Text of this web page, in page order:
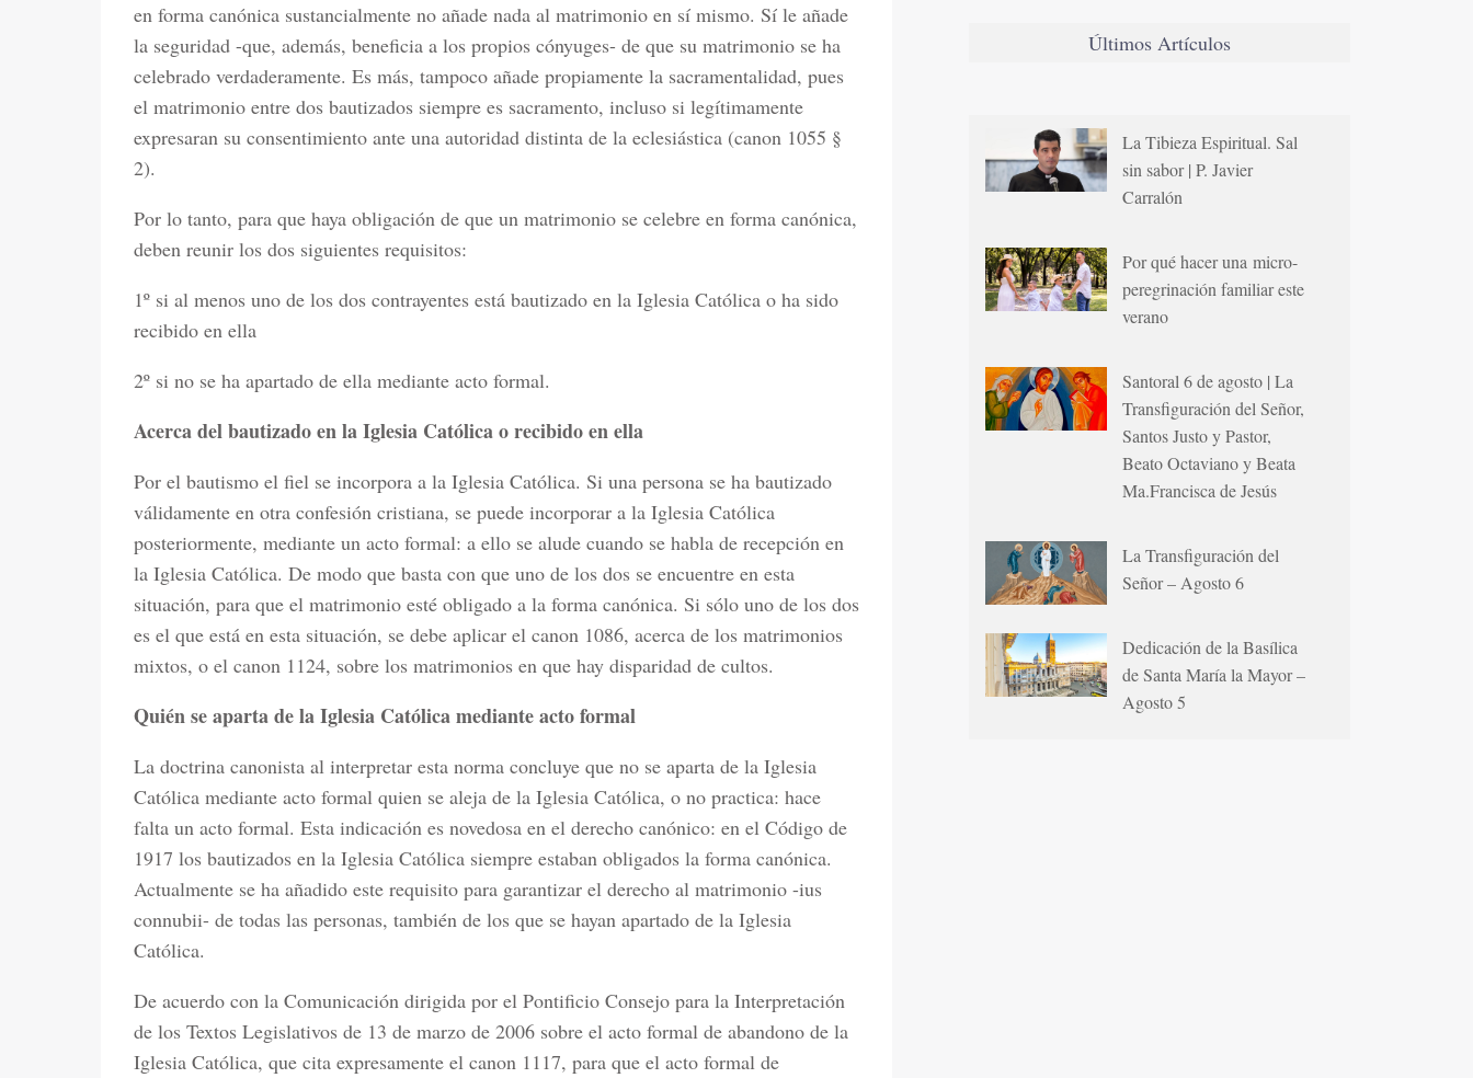
en forma canónica sustancialmente no añade nada al matrimonio en sí mismo. Sí le añade
la seguridad -que, además, beneficia a los propios cónyuges- de que su matrimonio se ha
celebrado verdaderamente. Es más, tampoco añade propiamente la sacramentalidad, pues
el matrimonio entre dos bautizados siempre es sacramento, incluso si legítimamente
expresaran su consentimiento ante una autoridad distinta de la eclesiástica (canon 1055 §
2).
Por lo tanto, para que haya obligación de que un matrimonio se celebre en forma canónica,
deben reunir los dos siguientes requisitos:
1º si al menos uno de los dos contrayentes está bautizado en la Iglesia Católica o ha sido
recibido en ella
2º si no se ha apartado de ella mediante acto formal.
Acerca del bautizado en la Iglesia Católica o recibido en ella
Por el bautismo el fiel se incorpora a la Iglesia Católica. Si una persona se ha bautizado
válidamente en otra confesión cristiana, se puede incorporar a la Iglesia Católica
posteriormente, mediante un acto formal: a ello se alude cuando se habla de recepción en
la Iglesia Católica. De modo que basta con que uno de los dos se encuentre en esta
situación, para que el matrimonio esté obligado a la forma canónica. Si sólo uno de los dos
es el que está en esta situación, se debe aplicar el canon 1086, acerca de los matrimonios
mixtos, o el canon 1124, sobre los matrimonios en que hay disparidad de cultos.
Quién se aparta de la Iglesia Católica mediante acto formal
La doctrina canonista al interpretar esta norma concluye que no se aparta de la Iglesia
Católica mediante acto formal quien se aleja de la Iglesia Católica, o no practica: hace
falta un acto formal. Esta indicación es novedosa en el derecho canónico: en el Código de
1917 los bautizados en la Iglesia Católica siempre estaban obligados la forma canónica.
Actualmente se ha añadido este requisito para garantizar el derecho al matrimonio -ius
connubii- de todas las personas, también de los que se hayan apartado de la Iglesia
Católica.
De acuerdo con la Comunicación dirigida por el Pontificio Consejo para la Interpretación
de los Textos Legislativos de 13 de marzo de 2006 sobre el acto formal de abandono de la
Iglesia Católica, que cita expresamente el canon 1117, para que el acto formal de
Últimos Artículos
La Tibieza Espiritual. Sal
sin sabor | P. Javier
Carralón
Por qué hacer una micro-
peregrinación familiar este
verano
Santoral 6 de agosto | La
Transfiguración del Señor,
Santos Justo y Pastor,
Beato Octaviano y Beata
Ma.Francisca de Jesús
La Transfiguración del
Señor – Agosto 6
Dedicación de la Basílica
de Santa María la Mayor –
Agosto 5